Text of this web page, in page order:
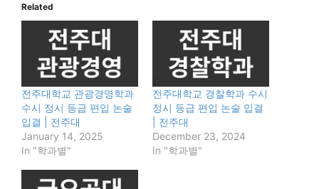
Related
전주대학교 관광경영학과
수시 정시 등급 편입 논술
입결 | 전주대
January 14, 2025
In "학과별"
전주대학교 경찰학과 수시
정시 등급 편입 논술 입결
| 전주대
December 23, 2024
In "학과별"